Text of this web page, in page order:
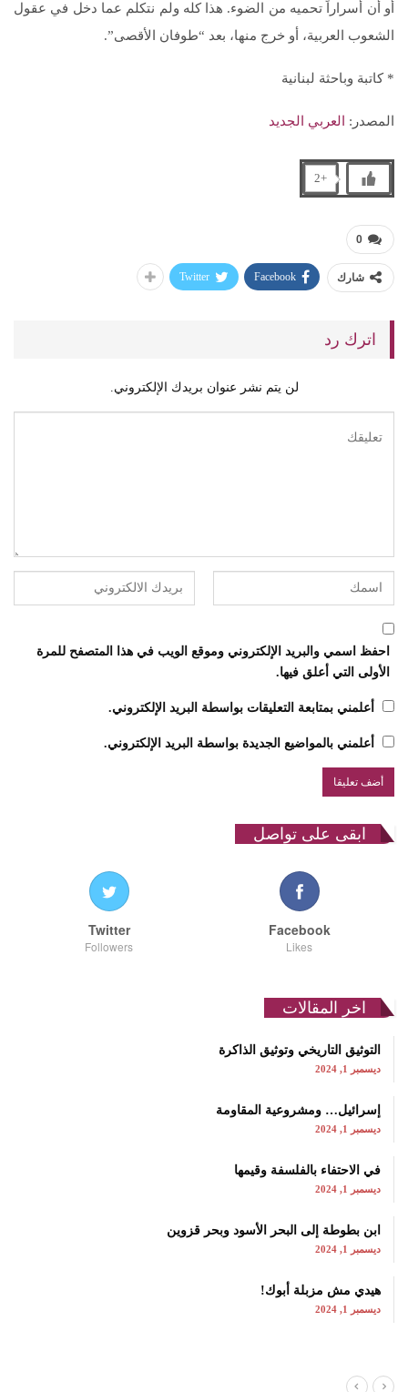
أو أن أسراراً تحميه من الضوء. هذا كله ولم نتكلم عما دخل في عقول
الشعوب العربية، أو خرج منها، بعد “طوفان الأقصى”.
* كاتبة وباحثة لبنانية
المصدر: العربي الجديد
+2
0
شارك Facebook
Twitter
اترك رد
لن يتم نشر عنوان بريدك الإلكتروني.
احفظ اسمي والبريد الإلكتروني وموقع الويب في هذا المتصفح للمرة
الأولى التي أعلق فيها.
أعلمني بمتابعة التعليقات بواسطة البريد الإلكتروني.
أعلمني بالمواضيع الجديدة بواسطة البريد الإلكتروني.
ابقى على تواصل
Facebook
Likes
Twitter
Followers
اخر المقالات
التوثيق التاريخي وتوثيق الذاكرة
ديسمبر 1, 2024
إسرائيل… ومشروعية المقاومة
ديسمبر 1, 2024
في الاحتفاء بالفلسفة وقيمها
ديسمبر 1, 2024
ابن بطوطة إلى البحر الأسود وبحر قزوين
ديسمبر 1, 2024
هيدي مش مزبلة أبوك!
ديسمبر 1, 2024